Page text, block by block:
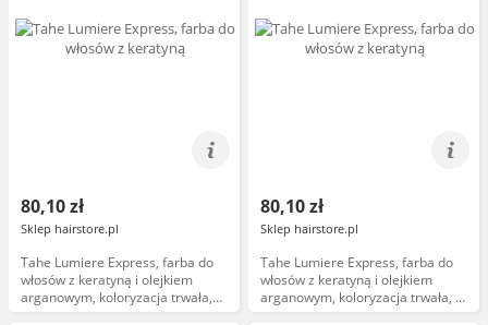
80,10 zł
Sklep hairstore.pl
Tahe Lumiere Express, farba do
włosów z keratyną i olejkiem
arganowym, koloryzacja trwała,
5.11, 100ml
80,10 zł
Sklep hairstore.pl
Tahe Lumiere Express, farba do
włosów z keratyną i olejkiem
arganowym, koloryzacja trwała, 1,
100ml